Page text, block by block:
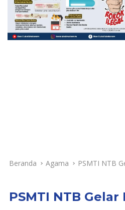
Beranda Agama PSMTI NTB
PSMTI NTB